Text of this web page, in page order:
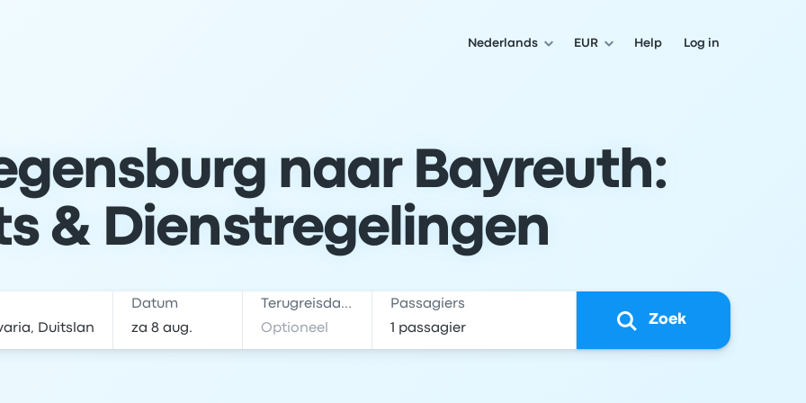
Nederlands EUR Help Log in
naar Bayreuth:
& Dienstregelingen
Datum Terugreisdatum Passagiers
Zoek